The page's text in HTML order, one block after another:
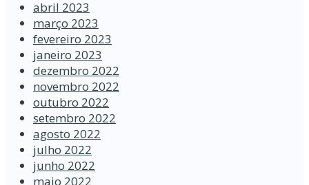
abril 2023
março 2023
fevereiro 2023
janeiro 2023
dezembro 2022
novembro 2022
outubro 2022
setembro 2022
agosto 2022
julho 2022
junho 2022
maio 2022